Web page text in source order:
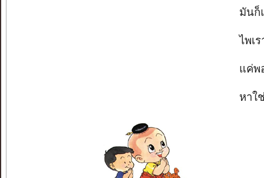
มันก็
ไพเ
แค่พ
หาใ